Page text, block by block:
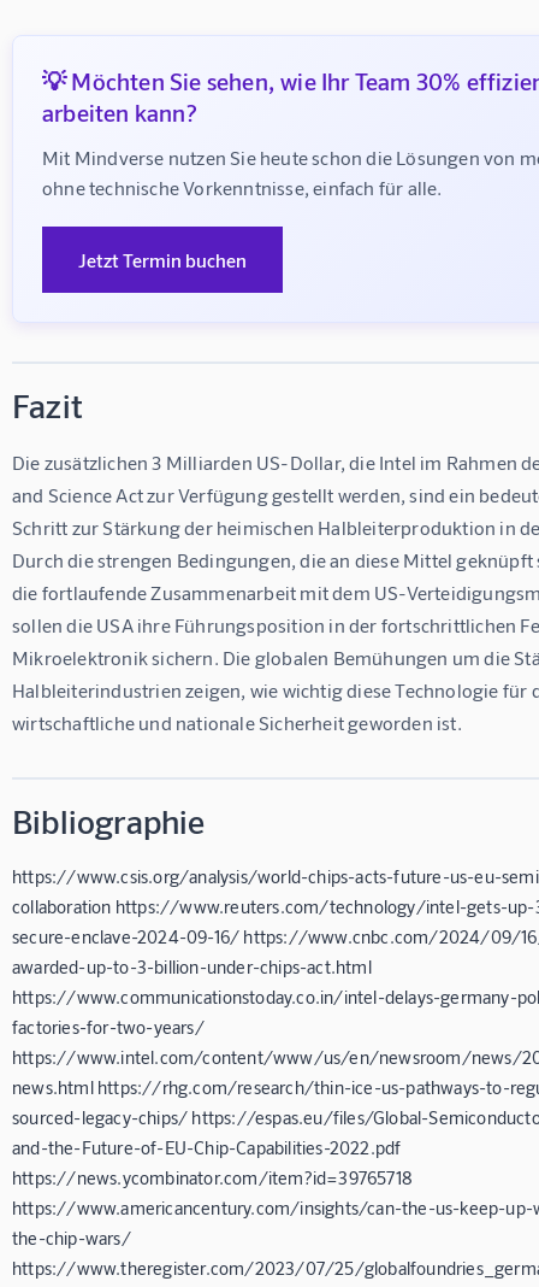
💡 Möchten Sie sehen, wie Ihr Team 30%
arbeiten kann?
Mit Mindverse nutzen Sie heute schon die Lösungen von
ohne technische Vorkenntnisse, einfach für alle.
Jetzt Termin buchen
Fazit
Die zusätzlichen 3 Milliarden US-Dollar, die Intel im Rahmen
and Science Act zur Verfügung gestellt werden, sind ein
Schritt zur Stärkung der heimischen Halbleiterproduktion in
Durch die strengen Bedingungen, die an diese Mittel
die fortlaufende Zusammenarbeit mit dem US-
sollen die USA ihre Führungsposition in der fortschrittlichen
Mikroelektronik sichern. Die globalen Bemühungen um die
Halbleiterindustrien zeigen, wie wichtig diese Technologie für
wirtschaftliche und nationale Sicherheit geworden ist.
Bibliographie
https://www.csis.org/analysis/world-chips-acts-future-us-eu-
collaboration https://www.reuters.com/technology/intel-gets-
secure-enclave-2024-09-16/ https://www.cnbc.com/2024/09/
awarded-up-to-3-billion-under-chips-act.html
https://www.communicationstoday.co.in/intel-delays-germany-
factories-for-two-years/
https://www.intel.com/content/www/us/en/newsroom/news/
news.html https://rhg.com/research/thin-ice-us-pathways-to-
sourced-legacy-chips/ https://espas.eu/files/Global-
and-the-Future-of-EU-Chip-Capabilities-2022.pdf
https://news.ycombinator.com/item?id=39765718
https://www.americancentury.com/insights/can-the-us-keep-up-
the-chip-wars/
https://www.theregister.com/2023/07/25/